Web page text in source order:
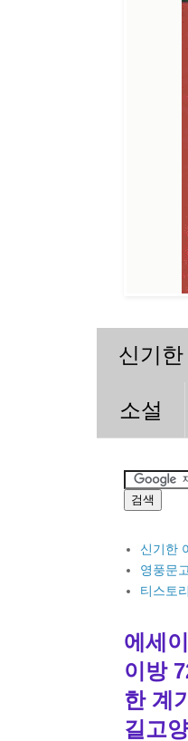
신기한
소설
신기한
영풍문고
티스토
에세
이방
한 계
길고